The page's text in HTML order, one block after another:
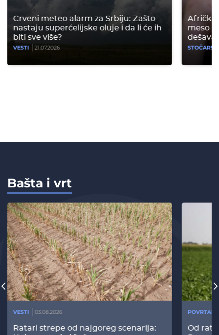
VESTI 21.07.2026
Crveni meteo alarm za Srbiju: Zašto
nastaju superćelijske oluje i da li će ih
biti sve više?
Afrička
meso
dešava
Bašta i vrt
VESTI 03.08.2026
Ratari strepe od najgoreg scenarija:
Od